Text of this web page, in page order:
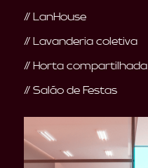
// LanHouse
// Lavanderia coletiva
// Horta compartilhada
// Salão de Festas